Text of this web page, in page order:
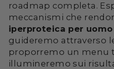
roadmap completa.
meccanismi che
iperproteica per uomo
guideremo attraverso
proporremo un menu
illumineremo sui